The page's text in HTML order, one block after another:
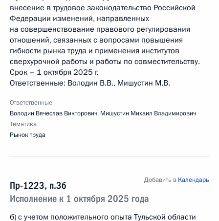
внесение в трудовое законодательство Российской
Федерации изменений, направленных
на совершенствование правового регулирования
отношений, связанных с вопросами повышения
гибкости рынка труда и применения институтов
сверхурочной работы и работы по совместительству.
Срок – 1 октября 2025 г.
Ответственные: Володин В.В., Мишустин М.В.
Ответственные
Володин Вячеслав Викторович, Мишустин Михаил Владимирович
Тематика
Рынок труда
Пр-1223, п.3б
Исполнение к 1 октября 2025 года
Добавить в Календарь
б) с учетом положительного опыта Тульской области